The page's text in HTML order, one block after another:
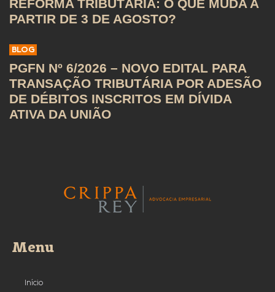
REFORMA TRIBUTÁRIA: O QUE MUDA A
PARTIR DE 3 DE AGOSTO?
BLOG
PGFN Nº 6/2026 – NOVO EDITAL PARA
TRANSAÇÃO TRIBUTÁRIA POR ADESÃO
DE DÉBITOS INSCRITOS EM DÍVIDA
ATIVA DA UNIÃO
Menu
Início